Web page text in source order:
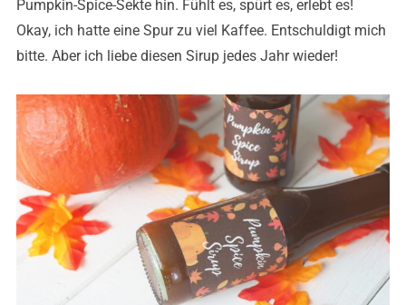
Pumpkin-Spice-Sekte hin. Fühlt es, spürt es, erlebt es!
Okay, ich hatte eine Spur zu viel Kaffee. Entschuldigt mich
bitte. Aber ich liebe diesen Sirup jedes Jahr wieder!